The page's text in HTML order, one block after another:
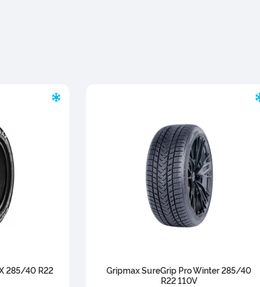
285/40 R22
Gripmax SureGrip Pro Winter 285/40
R22 110V